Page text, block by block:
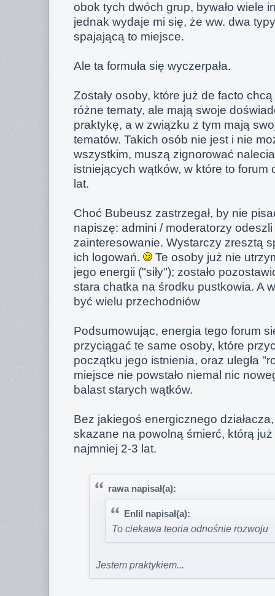
obok tych dwóch grup, bywało wiele
jednak wydaje mi się, że ww. dwa typy
spajającą to miejsce.
Ale ta formuła się wyczerpała.
Zostały osoby, które już de facto
różne tematy, ale mają swoje
praktykę, a w związku z tym mają
tematów. Takich osób nie jest i nie
wszystkim, muszą zignorować
istniejących wątków, w które to forum
lat.
Choć Bubeusz zastrzegał, by nie
napiszę: admini / moderatorzy odeszli
zainteresowanie. Wystarczy zresztą
ich logowań.
Te osoby już nie
jego energii ("siły"); zostało
stara chatka na środku pustkowia. A
być wielu przechodniów
Podsumowując, energia tego forum
przyciągać te same osoby, które
początku jego istnienia, oraz uległa
miejsce nie powstało niemal nic
balast starych wątków.
Bez jakiegoś energicznego
skazane na powolną śmierć, którą
najmniej 2-3 lat.
rawa napisał(a):
Enlil napisał(a):
To ciekawa teoria odnośnie rozwoju
Jestem praktykiem...